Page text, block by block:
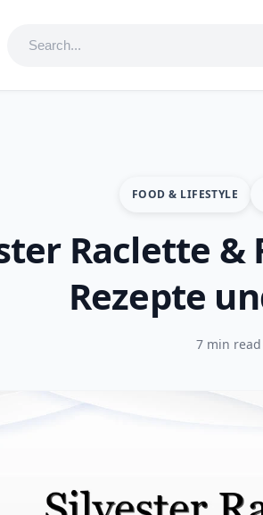
FOOD & LIFESTYLE
Raclette &
Rezepte
7 min read